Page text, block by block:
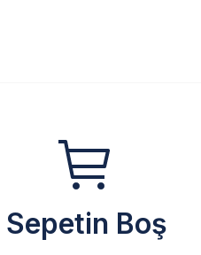
Sepetin Boş